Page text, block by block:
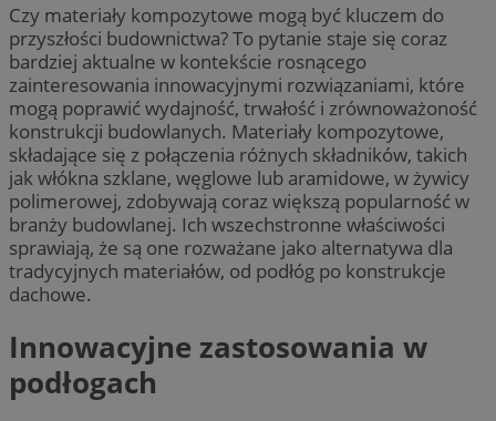
Czy materiały kompozytowe mogą być kluczem do
przyszłości budownictwa? To pytanie staje się coraz
bardziej aktualne w kontekście rosnącego
zainteresowania innowacyjnymi rozwiązaniami, które
mogą poprawić wydajność, trwałość i zrównoważoność
konstrukcji budowlanych. Materiały kompozytowe,
składające się z połączenia różnych składników, takich
jak włókna szklane, węglowe lub aramidowe, w żywicy
polimerowej, zdobywają coraz większą popularność w
branży budowlanej. Ich wszechstronne właściwości
sprawiają, że są one rozważane jako alternatywa dla
tradycyjnych materiałów, od podłóg po konstrukcje
dachowe.
Innowacyjne zastosowania w
podłogach